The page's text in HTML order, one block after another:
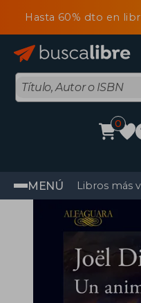
Hasta 60% dto en
0
MENÚ Libros más